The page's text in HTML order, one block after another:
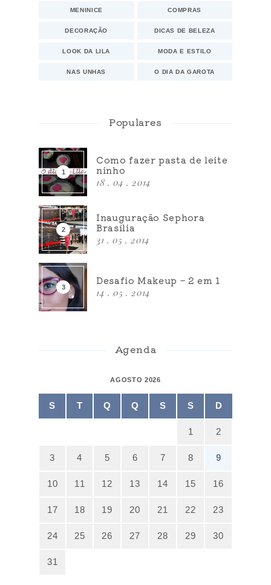
MENINICE COMPRAS
DECORAÇÃO DICAS DE BELEZA
LOOK DA LILA MODA E ESTILO
NAS UNHAS O DIA DA GAROTA
Populares
Como fazer pasta de leite
ninho
18 . 04 . 2014
Inauguração Sephora
Brasília
31 . 05 . 2014
Desafio Makeup – 2 em 1
14 . 05 . 2014
Agenda
AGOSTO 2026
S T Q Q S S D
1 2
3 4 5 6 7 8 9
10 11 12 13 14 15 16
17 18 19 20 21 22 23
24 25 26 27 28 29 30
31